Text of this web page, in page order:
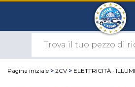
Pagina iniziale > 2CV > ELETTRICITÀ -